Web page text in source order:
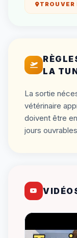
TROUVER
LA
La sortie
vétérinaire
doivent être
jours